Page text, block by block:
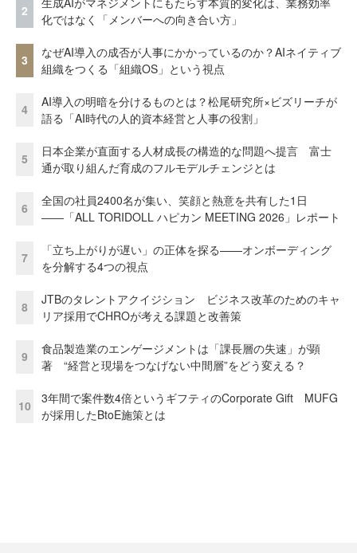
2
化ではなく「メンバーへの向き合い方」
3
なぜAI導入の成否が人事にかかっているのか？AIネイティブ
組織をつくる「組織OS」という視点
4
AI導入の明暗を分けるものとは？松尾研究所×ビズリーチが
語る「AI時代の人的資本経営と人事の役割」
5
日本企業が直面する人材成長の構造的な問題へ提言 富士
通が取り組んだ育成のフルモデルチェンジとは
6
全国の社員2400名が集い、笑顔と熱意を共有した1日
――「ALL TORIDOLL ハピカン MEETING 2026」レポート
7
「立ち上がりが遅い」の正体を探る——オンボーディング
を分解する4つの視点
8
JTBのタレントアクイジション ビジネス改革のためのキャ
リア採用でCHROが考える課題と改善策
9
食品製造業のエンゲージメントは「課長層の失速」が顕
著 “経営と現場をつなげない中間層”をどう変える？
10
3年間で案件数4倍というギフティのCorporate Gift MUFG
が採用したBtoE施策とは